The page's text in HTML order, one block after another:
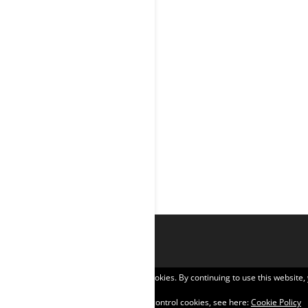
Σχεδιάστηκε από
Privacy & Cookies: This site uses cookies. By continuing to use this
To find out more, including how to control cookies, see here:Cookie Policy